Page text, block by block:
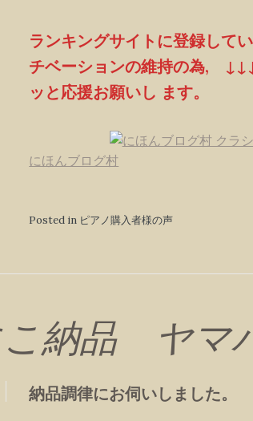
ランキングサイトに登録して
チベーションの維持の為,
ッと応援お願いし ます。
にほんブログ村
Posted in ピアノ購入者様の声
こ納品 ヤマ
納品調律にお伺いしました。